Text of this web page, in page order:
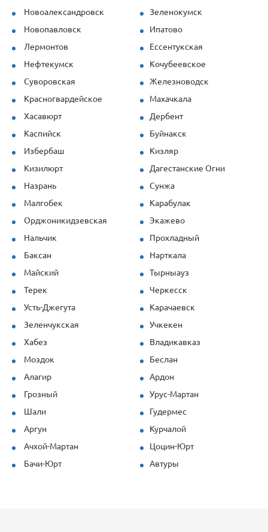
Новоалександровск
Зеленокумск
Новопавловск
Ипатово
Лермонтов
Ессентукская
Нефтекумск
Кочубеевское
Суворовская
Железноводск
Красногвардейское
Махачкала
Хасавюрт
Дербент
Каспийск
Буйнакск
Избербаш
Кизляр
Кизилюрт
Дагестанские Огни
Назрань
Сунжа
Малгобек
Карабулак
Орджоникидзевская
Экажево
Нальчик
Прохладный
Баксан
Нарткала
Майский
Тырныауз
Терек
Черкесск
Усть-Джегута
Карачаевск
Зеленчукская
Учкекен
Хабез
Владикавказ
Моздок
Беслан
Алагир
Ардон
Грозный
Урус-Мартан
Шали
Гудермес
Аргун
Курчалой
Ачхой-Мартан
Цоцин-Юрт
Бачи-Юрт
Автуры